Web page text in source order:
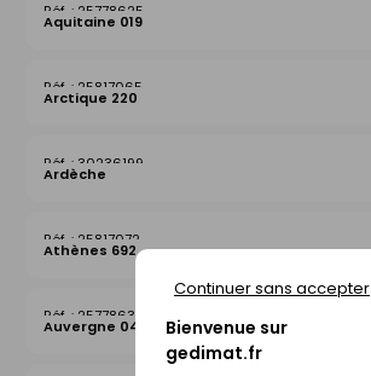
Bienvenue sur
gedimat.fr
Continuer sans accepter
25778625
Aquitaine 019
25817065
Arctique 220
30236199
Ardèche
25817072
Athènes 692
25778632
Auvergne 042